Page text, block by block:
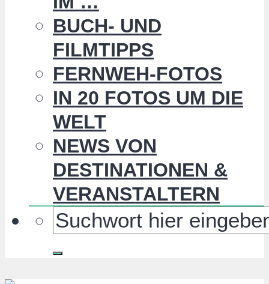
BUCH- UND
FILMTIPPS
FERNWEH-FOTOS
IN 20 FOTOS UM DIE
WELT
NEWS VON
DESTINATIONEN &
VERANSTALTERN